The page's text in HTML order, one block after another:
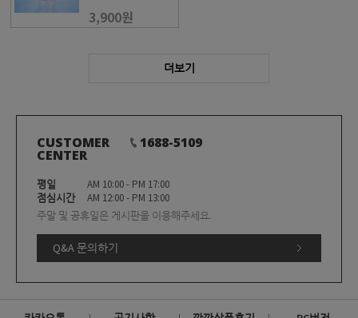
3,900원
더보기
CUSTOMER
CENTER
1688-5109
평일
AM 10:00 - PM 17:00
점심시간
AM 12:00 - PM 13:00
주말 및 공휴일은 게시판을 이용해주세요.
Q&A 문의하기